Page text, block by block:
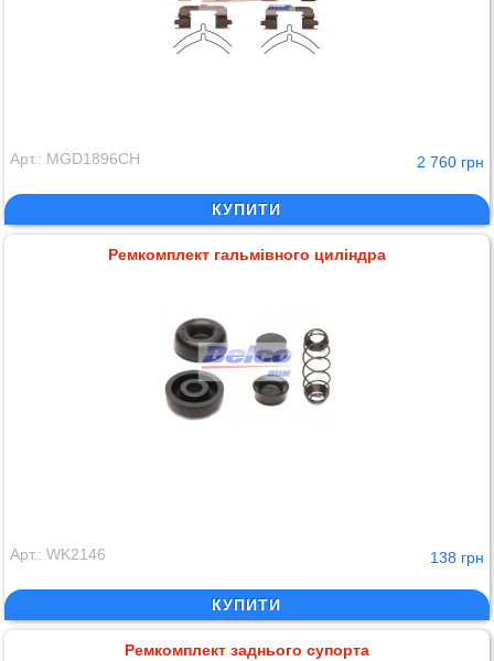
Арт.: MGD1896CH 2 760 грн
КУПИТИ
Ремкомплект гальмівного циліндра
Арт.: WK2146 138 грн
КУПИТИ
Ремкомплект заднього супорта